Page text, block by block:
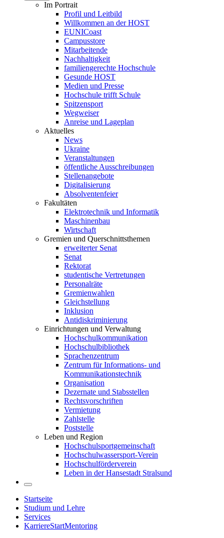
Im Portrait
Profil und Leitbild
Willkommen an der HOST
EUNICoast
Campusstore
Mitarbeitende
Nachhaltigkeit
familiengerechte Hochschule
Gesunde HOST
Medien und Presse
Hochschule trifft Schule
Spitzensport
Wegweiser
Anreise und Lageplan
Aktuelles
News
Ukraine
Veranstaltungen
öffentliche Ausschreibungen
Stellenangebote
Digitalisierung
Absolventenfeier
Fakultäten
Elektrotechnik und Informatik
Maschinenbau
Wirtschaft
Gremien und Querschnittsthemen
erweiterter Senat
Senat
Rektorat
studentische Vertretungen
Personalräte
Gremienwahlen
Gleichstellung
Inklusion
Antidiskriminierung
Einrichtungen und Verwaltung
Hochschulkommunikation
Hochschulbibliothek
Sprachenzentrum
Zentrum für Informations- und
Kommunikationstechnik
Organisation
Dezernate und Stabsstellen
Rechtsvorschriften
Vermietung
Zahlstelle
Poststelle
Leben und Region
Hochschulsportgemeinschaft
Hochschulwassersport-Verein
Hochschulförderverein
Leben in der Hansestadt Stralsund
Startseite
Studium und Lehre
Services
KarriereStartMentoring